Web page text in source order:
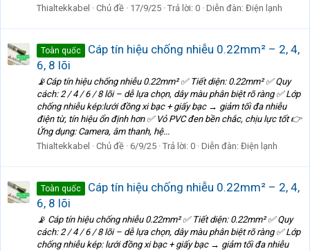
Thialtekkabel
Chủ đề 17/9/25 Trả lời: 0 Diễn đàn: Điện lạnh
Toàn quốc
Cáp tín hiệu chống nhiễu 0.22mm² – 2, 4,
6, 8 lõi
📡Cáp tín hiệu chống nhiễu 0.22mm² ✅ Tiết diện: 0.22mm² ✅ Quy
cách: 2 / 4 / 6 / 8 lõi – dễ lựa chọn, dây màu phân biệt rõ ràng ✅ Lớp
chống nhiễu kép:lưới đồng xi bạc + giấy bạc → giảm tối đa nhiễu
điện từ, tín hiệu ổn định hơn ✅ Vỏ PVC đen bền chắc, chịu lực tốt 👉
Ứng dụng: Camera, âm thanh, hệ...
Thialtekkabel
Chủ đề 6/9/25 Trả lời: 0 Diễn đàn: Điện lạnh
Toàn quốc
Cáp tín hiệu chống nhiễu 0.22mm² – 2, 4,
6, 8 lõi
📡 Cáp tín hiệu chống nhiễu 0.22mm² ✅ Tiết diện: 0.22mm² ✅ Quy
cách: 2 / 4 / 6 / 8 lõi – dễ lựa chọn, dây màu phân biệt rõ ràng ✅ Lớp
chống nhiễu kép: lưới đồng xi bạc + giấy bạc → giảm tối đa nhiễu